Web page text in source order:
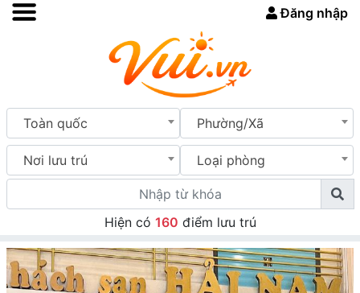
Đăng nhập
Toàn quốc Phường/Xã
Nơi lưu trú Loại phòng
Hiện có 160 điểm lưu trú